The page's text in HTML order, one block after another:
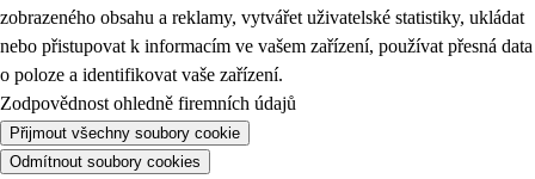
zobrazeného obsahu a reklamy, vytvářet uživatelské statistiky, ukládat
nebo přistupovat k informacím ve vašem zařízení, používat přesná data
o poloze a identifikovat vaše zařízení.
Zodpovědnost ohledně firemních údajů
Přijmout všechny soubory cookie
Odmítnout soubory cookies